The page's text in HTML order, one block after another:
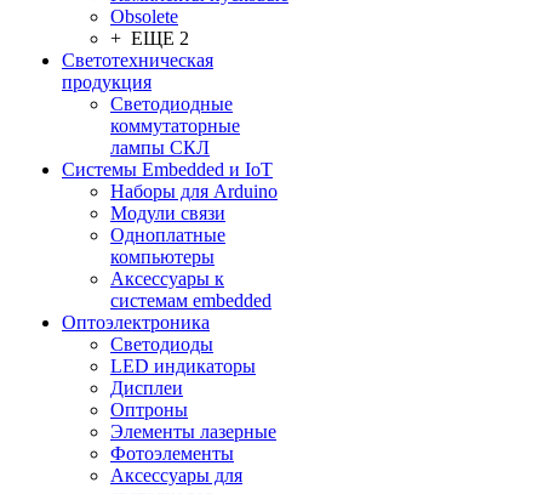
Obsolete
+ ЕЩЕ 2
Светотехническая
продукция
Светодиодные
коммутаторные
лампы СКЛ
Системы Embedded и IoT
Наборы для Arduino
Модули связи
Одноплатные
компьютеры
Аксессуары к
системам embedded
Oптоэлектроника
Светодиоды
LED индикаторы
Дисплеи
Оптроны
Элементы лазерные
Фотоэлементы
Аксессуары для